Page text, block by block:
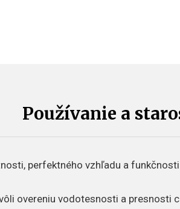
Používanie a
perfektného vzhľadu a
overeniu vodotesnosti a presnosti